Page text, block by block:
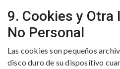
9. Cookies y
No Personal
Las cookies son pequeños
disco duro de su dispositivo